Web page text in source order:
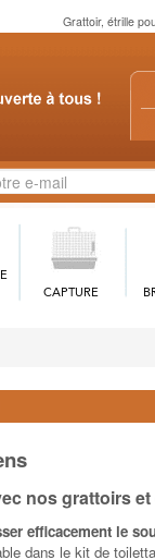
Grattoir, étrille
CAPTURE
nos grattoirs
efficacement le
dans le kit de